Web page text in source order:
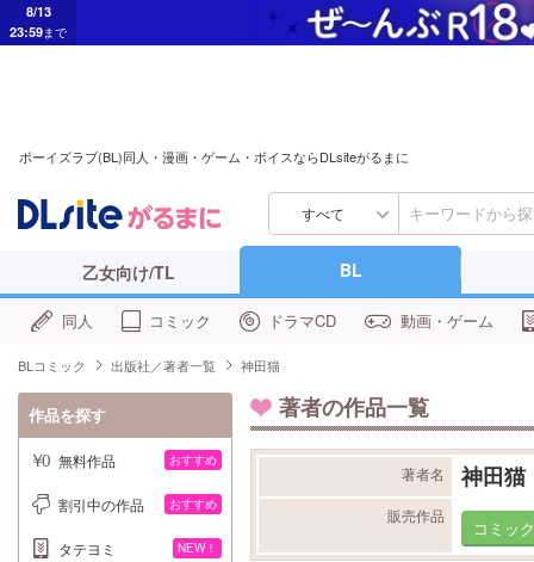
8/13
23:59まで
ボーイズラブ(BL)同人・漫画・ゲーム・ボイスならDLsiteがるまに
すべて
乙女向け/TL BL
同人 コミック ドラマCD 動画・ゲーム
BLコミック 出版社／著者一覧 神田猫
著者の作品一覧
著者名 神田猫
販売作品
コミック
作品を探す
無料作品 おすすめ
割引中の作品 おすすめ
タテヨミ NEW！